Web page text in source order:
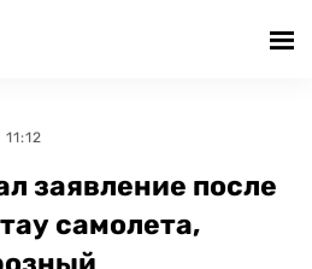
заявление после
самолета,